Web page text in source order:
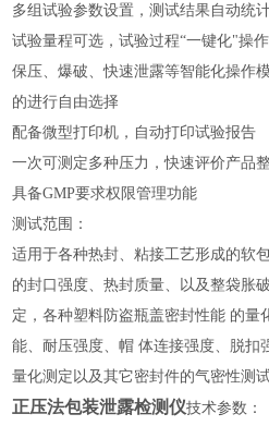
多组试验参数设置，测试结果自动统
试验量程可选，试验过程“一键化"操
保压、爆破、快速泄露等智能化操作
的进行自由选择
配备微型打印机，自动打印试验报告
一次可测定多种压力，快速评价产品
具备GMP要求权限管理功能
测试范围：
适用于各种热封、粘接工艺形成的软
的封口强度、热封质量、以及整袋胀
定，各种塑料防盗瓶盖密封性能 的量
能、耐压强度、帽 体连接强度、脱扣
量化测定以及其它密封件的气密性测试
正压法包装泄露检测仪技术参数：